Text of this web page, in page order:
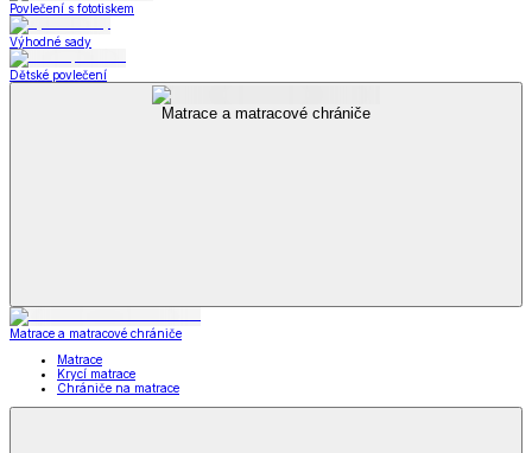
Povlečení s fototiskem
Výhodné sady
Dětské povlečení
Matrace a matracové chrániče
Matrace a matracové chrániče
Matrace
Krycí matrace
Chrániče na matrace